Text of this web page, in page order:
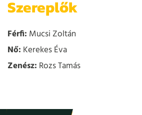
Szereplők
Férfi: Mucsi Zoltán
Nő: Kerekes Éva
Zenész: Rozs Tamás